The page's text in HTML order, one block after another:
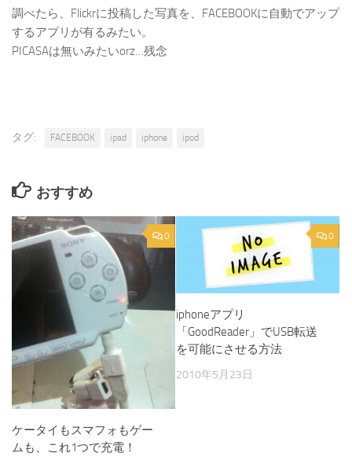
調べたら、Flickrに投稿した写真を、FACEBOOKに自動でアップ
するアプリが有るみたい。
PICASAは無いみたいorz…残念
タグ: FACEBOOK ipad iphone ipod
おすすめ
0
ケータイもスマフォもゲー
ムも、これ1つで充電！
0
iphoneアプリ
「GoodReader」でUSB転送
を可能にさせる方法
2010年5月23日